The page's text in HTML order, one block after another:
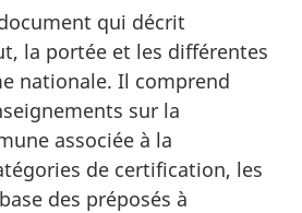
qui décrit
la portée et les différentes
nationale. Il comprend
sur la
associée à la
de certification, les
des préposés à